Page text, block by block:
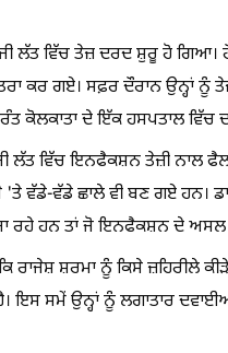
ਲੱਤ ਵਿੱਚ ਤੇਜ਼ ਦਰਦ ਸ਼ੁਰੂ ਹੋ ਗਿਆ।
ਕਰ ਗਏ। ਸਫ਼ਰ ਦੌਰਾਨ ਉਨ੍ਹਾਂ ਨੂੰ
ਕੋਲਕਾਤਾ ਦੇ ਇੱਕ ਹਸਪਤਾਲ
ਲੱਤ ਵਿੱਚ ਇਨਫੈਕਸ਼ਨ ਤੇਜ਼ੀ
ਵੱਡੇ-ਵੱਡੇ ਛਾਲੇ ਵੀ ਬਣ ਗਏ ਹਨ।
ਰਹੇ ਹਨ ਤਾਂ ਜੋ ਇਨਫੈਕਸ਼ਨ ਦੇ ਅਸਲ
ਰਾਜੇਸ਼ ਸ਼ਰਮਾ ਨੂੰ ਕਿਸੇ ਜ਼ਹਿਰੀਲੇ
ਸਮੇਂ ਉਨ੍ਹਾਂ ਨੂੰ ਲਗਾਤਾਰ